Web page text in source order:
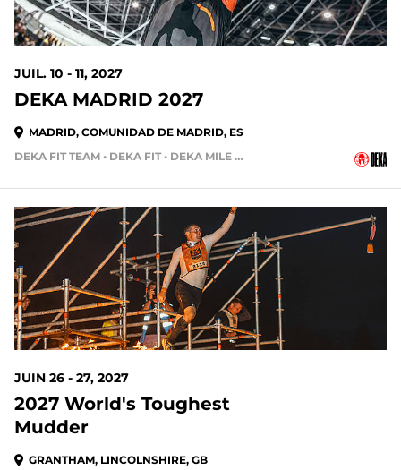
JUIL. 10 - 11, 2027
DEKA MADRID 2027
MADRID, COMUNIDAD DE MADRID, ES
DEKA FIT TEAM • DEKA FIT • DEKA MILE • DEKA STRONG • DEKA MILE TEAM
JUIN 26 - 27, 2027
2027 World's Toughest
Mudder
GRANTHAM, LINCOLNSHIRE, GB